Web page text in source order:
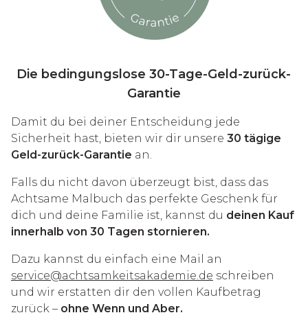
Die bedingungslose 30-Tage-Geld-zurück-
Garantie
Damit du bei deiner Entscheidung jede
Sicherheit hast, bieten wir dir unsere 30 tägige
Geld-zurück-Garantie an.
Falls du nicht davon überzeugt bist, dass das
Achtsame Malbuch das perfekte Geschenk für
dich und deine Familie ist, kannst du deinen Kauf
innerhalb von 30 Tagen stornieren.
Dazu kannst du einfach eine Mail an
service@achtsamkeitsakademie.de schreiben
und wir erstatten dir den vollen Kaufbetrag
zurück – ohne Wenn und Aber.